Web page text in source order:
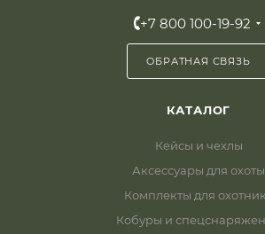
+7 800 100-19-92
ОБРАТНАЯ СВЯЗЬ
КАТАЛОГ
Кейсы и чехлы
Аксессуары для охоты
Комплекты для
Кобуры и